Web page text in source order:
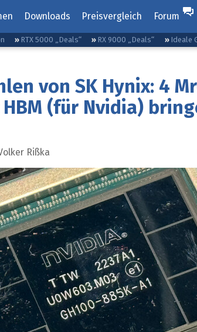
Downloads Preisvergleich Forum
RTX 5000 „Deals“ RX 9000 „Deals“ Ideale
von SK Hynix: 4
(für Nvidia)
Rißka